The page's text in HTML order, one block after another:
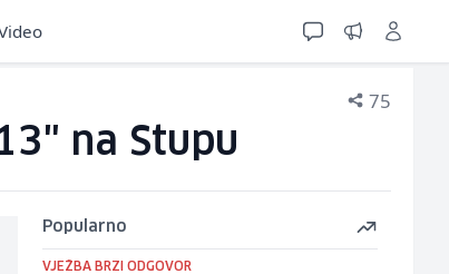
75
na Stupu
Popularno
VJEŽBA BRZI ODGOVOR